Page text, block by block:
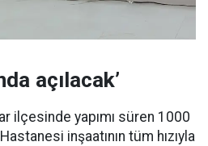
açılacak’
ilçesinde yapımı süren 1000
inşaatının tüm hızıyla